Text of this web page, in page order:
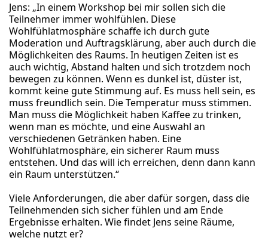
Jens: „In einem Workshop bei mir sollen sich die
Teilnehmer immer wohlfühlen. Diese
Wohlfühlatmosphäre schaffe ich durch gute
Moderation und Auftragsklärung, aber auch durch die
Möglichkeiten des Raums. In heutigen Zeiten ist es
auch wichtig, Abstand halten und sich trotzdem noch
bewegen zu können. Wenn es dunkel ist, düster ist,
kommt keine gute Stimmung auf. Es muss hell sein, es
muss freundlich sein. Die Temperatur muss stimmen.
Man muss die Möglichkeit haben Kaffee zu trinken,
wenn man es möchte, und eine Auswahl an
verschiedenen Getränken haben. Eine
Wohlfühlatmosphäre, ein sicherer Raum muss
entstehen. Und das will ich erreichen, denn dann kann
ein Raum unterstützen.“
Viele Anforderungen, die aber dafür sorgen, dass die
Teilnehmenden sich sicher fühlen und am Ende
Ergebnisse erhalten. Wie findet Jens seine Räume,
welche nutzt er?